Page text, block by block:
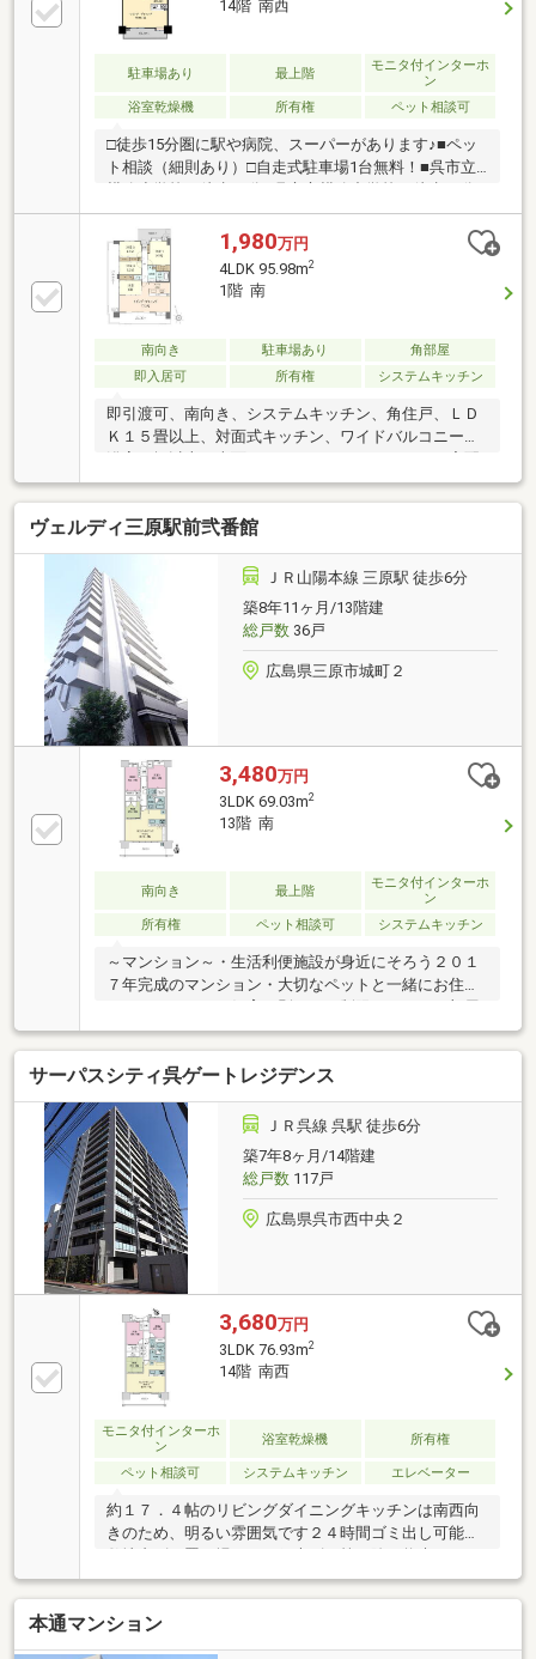
14階 南西
駐車場あり 最上階
モニタ付インターホ
ン
浴室乾燥機
所有権 ペット相談可
□徒歩15分圏に駅や病院、スーパーがあります♪■ペッ
ト相談（細則あり）□自走式駐車場1台無料！■呉市立
万惣 呉広店 徒歩9分□ホームセンタータイム広店
徒歩9分※売主の契約不適合責任は免責とさせていただ
きます。水回り設備もキレイなので、気持ち良くご入
居していただけます！たくさんのお客様から満足のお
言葉を頂戴しております◆多数の提携銀行からお薦め
ローンプランをご提案◆ご自宅やご希望の場所までの
お迎え◆空間スタイリストによるトータルインテリア
まずはお気軽にお問い合わせくださいませ♪
1,980万円
4LDK 95.98m2
1階 南
南向き 駐車場あり
角部屋
即入居可
所有権 システムキッチン
即引渡可、南向き、システムキッチン、角住戸、ＬＤ
Ｋ１５畳以上、対面式キッチン、ワイドバルコニー、
ボックス、駐輪場、食器洗乾燥機
ヴェルディ三原駅前弐番館
ＪＲ山陽本線 三原駅 徒歩6分
築8年11ヶ月/13階建
総戸数36戸
広島県三原市城町２
3,480万円
3LDK 69.03m2
13階 南
南向き 最上階
モニタ付インターホ
ン
所有権
ペット相談可 システムキッチン
～マンション～・生活利便施設が身近にそろう２０１
７年完成のマンション・大切なペットと一緒にお住ま
について～・最上階で広がる眺望、心地よい通風と豊
かな採光のある・給湯器は高効率で環境と家計にやさ
しいエコジョーズ～周辺環境～・JR山陽線「三原」
駅 徒歩６分・芸陽バス「城町」バス停 徒歩１分・
イオン三原店 徒歩１分・三原郵便局 徒歩５分
サーパスシティ呉ゲートレジデンス
ＪＲ呉線 呉駅 徒歩6分
築7年8ヶ月/14階建
総戸数117戸
広島県呉市西中央２
3,680万円
3LDK 76.93m2
14階 南西
モニタ付インターホ
ン
浴室乾燥機 所有権
ペット相談可 システムキッチン エレベーター
約１７．４帖のリビングダイニングキッチンは南西向
きのため、明るい雰囲気です２４時間ゴミ出し可能な
テナンス・リフォームに配慮した二重床・二重天井構
造室内サッシは冷暖房の効率を高め、結露防止に効果
がある複層ガラス採用対面式のキッチンにはガラスト
ップコンロ・食器洗浄乾燥機・ソフトモーションレー
本通マンション